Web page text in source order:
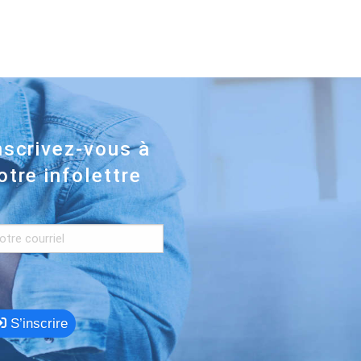
vous à
infolettre
S’inscrire